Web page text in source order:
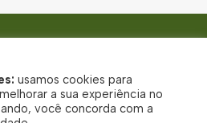
direitos reservados
usamos cookies para
a sua experiência no
você concorda com a